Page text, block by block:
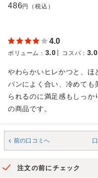
486円（税込）
4.0
ボリューム ： 3.0 コスパ ： 3.0
やわらかいヒレかつと、ほ
パンによく合い、冷めても
られるのに満足感もしっ
の商品です。
前の口コミへ
注文の前にチェック